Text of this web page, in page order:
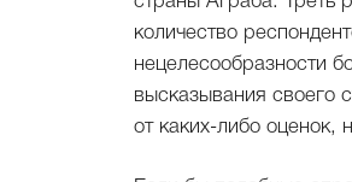
количество
нецелесообразности
высказывания своего
от каких-либо оценок,